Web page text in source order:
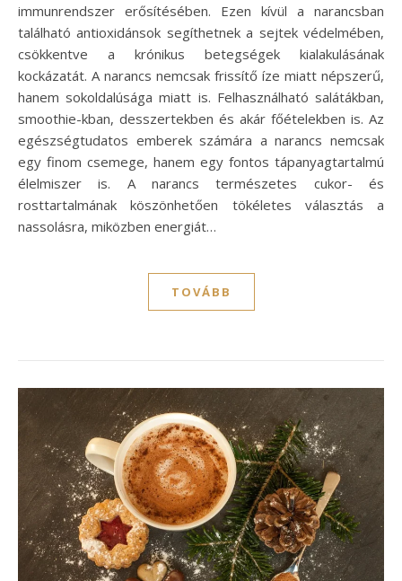
immunrendszer erősítésében. Ezen kívül a narancsban
található antioxidánsok segíthetnek a sejtek védelmében,
csökkentve a krónikus betegségek kialakulásának
kockázatát. A narancs nemcsak frissítő íze miatt népszerű,
hanem sokoldalúsága miatt is. Felhasználható salátákban,
smoothie-kban, desszertekben és akár főételekben is. Az
egészségtudatos emberek számára a narancs nemcsak
egy finom csemege, hanem egy fontos tápanyagtartalmú
élelmiszer is. A narancs természetes cukor- és
rosttartalmának köszönhetően tökéletes választás a
nassolásra, miközben energiát…
TOVÁBB